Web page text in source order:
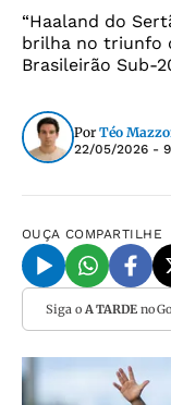
“Haaland do
brilha no triunfo
Brasileirão Sub-
Por Téo
22/05/2026 -
OUÇA COMPARTILHE
Siga o A TARDEno